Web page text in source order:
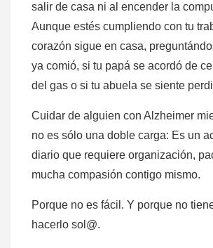
salir de casa ni al encender la
Aunque estés cumpliendo con tu
corazón sigue en casa,
ya comió, si tu papá se acordó de
del gas o si tu abuela se siente
Cuidar de alguien con Alzheimer
no es sólo una doble carga: Es un
diario que requiere organización,
mucha compasión contigo mismo.
Porque no es fácil. Y porque no
hacerlo sol@.